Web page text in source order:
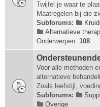
Twijfel je waar te
Maatregelen bij die
Subforums:
Alternatieve
Onderwerpen: 108
Voor alle methoden
alternatieve
Zoals leefstijl,
Subforums:
Overige